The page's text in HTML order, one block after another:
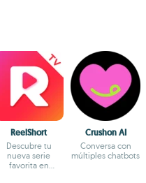
ReelShort
Descubre tu
nueva serie
favorita en
Crushon AI
Conversa con
múltiples chatbots